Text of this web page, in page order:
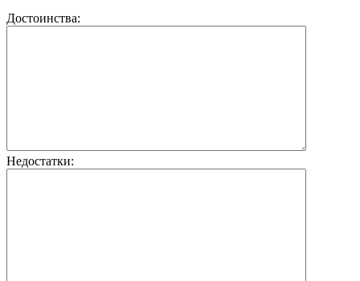
Достоинства:
Недостатки: